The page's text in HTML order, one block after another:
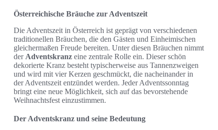
Österreichische Bräuche zur Adventszeit
Die Adventszeit in Österreich ist geprägt von verschiedenen
traditionellen Bräuchen, die den Gästen und Einheimischen
gleichermaßen Freude bereiten. Unter diesen Bräuchen nimmt
der Adventskranz eine zentrale Rolle ein. Dieser schön
dekorierte Kranz besteht typischerweise aus Tannenzweigen
und wird mit vier Kerzen geschmückt, die nacheinander in
der Adventszeit entzündet werden. Jeder Adventssonntag
bringt eine neue Möglichkeit, sich auf das bevorstehende
Weihnachtsfest einzustimmen.
Der Adventskranz und seine Bedeutung